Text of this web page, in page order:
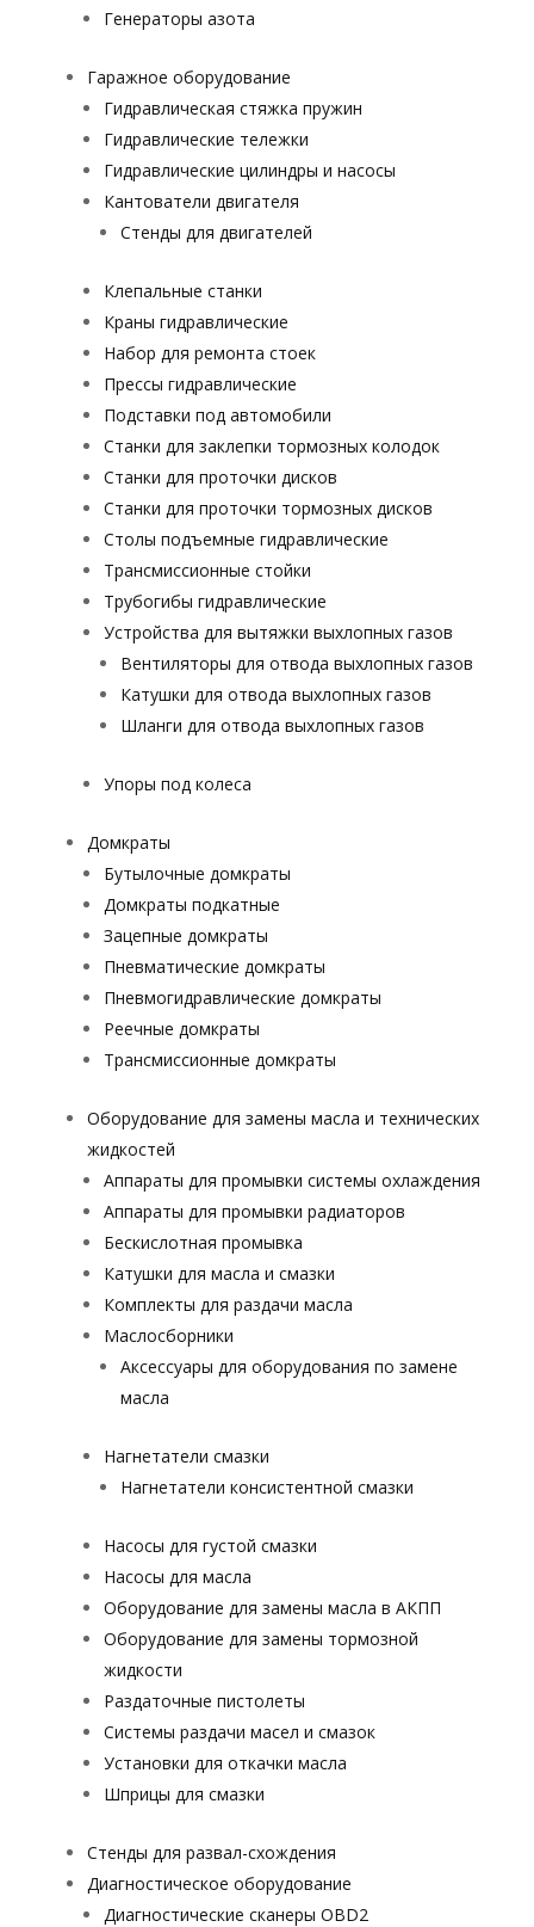
Генераторы азота
Гаражное оборудование
Гидравлическая стяжка пружин
Гидравлические тележки
Гидравлические цилиндры и насосы
Кантователи двигателя
Стенды для двигателей
Клепальные станки
Краны гидравлические
Набор для ремонта стоек
Прессы гидравлические
Подставки под автомобили
Станки для заклепки тормозных колодок
Станки для проточки дисков
Станки для проточки тормозных дисков
Столы подъемные гидравлические
Трансмиссионные стойки
Трубогибы гидравлические
Устройства для вытяжки выхлопных газов
Вентиляторы для отвода выхлопных газов
Катушки для отвода выхлопных газов
Шланги для отвода выхлопных газов
Упоры под колеса
Домкраты
Бутылочные домкраты
Домкраты подкатные
Зацепные домкраты
Пневматические домкраты
Пневмогидравлические домкраты
Реечные домкраты
Трансмиссионные домкраты
Оборудование для замены масла и технических
жидкостей
Аппараты для промывки системы охлаждения
Аппараты для промывки радиаторов
Бескислотная промывка
Катушки для масла и смазки
Комплекты для раздачи масла
Маслосборники
Аксессуары для оборудования по замене
масла
Нагнетатели смазки
Нагнетатели консистентной смазки
Насосы для густой смазки
Насосы для масла
Оборудование для замены масла в АКПП
Оборудование для замены тормозной
жидкости
Раздаточные пистолеты
Системы раздачи масел и смазок
Установки для откачки масла
Шприцы для смазки
Стенды для развал-схождения
Диагностическое оборудование
Диагностические сканеры OBD2